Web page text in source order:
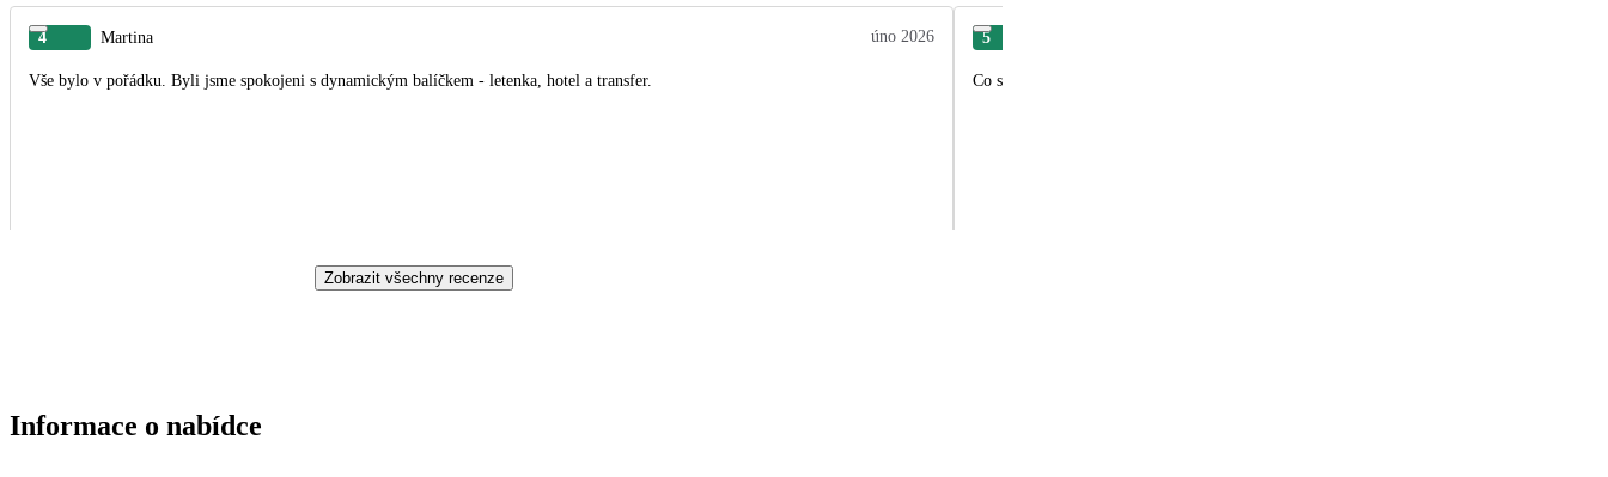
4 Martina úno 2026
Vše bylo v pořádku. Byli jsme spokojeni s dynamickým balíčkem - letenka, hotel a transfer.
5
Co se týče wellness....zastaralý, určitě neni tak hezký jako na fotkách, místnost na fitness
Zobrazit všechny recenze
Informace o nabídce